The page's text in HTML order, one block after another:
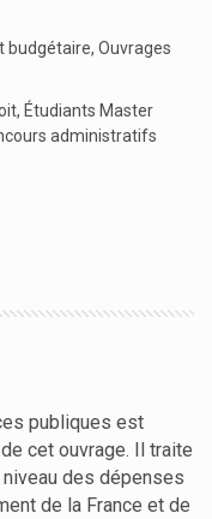
budgétaire, Ouvrages
, Étudiants Master
administratifs
publiques est
cet ouvrage. Il traite
des dépenses
de la France et de